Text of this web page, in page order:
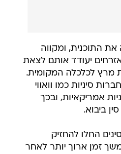
התוכנית, ומקווה
יעודד אותם לצאת
מרץ לכלכלה המקומית.
סיניות כמו וואווי
אמריקאיות, ובכך
ביבוא.
החלו להחזיק
זמן ארוך יותר לאחר